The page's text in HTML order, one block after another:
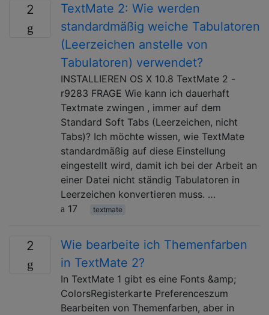
2
TextMate 2: Wie werden
standardmäßig weiche Tabulatoren
(Leerzeichen anstelle von
Tabulatoren) verwendet?
INSTALLIEREN OS X 10.8 TextMate 2 -
r9283 FRAGE Wie kann ich dauerhaft
Textmate zwingen , immer auf dem
Standard Soft Tabs (Leerzeichen, nicht
Tabs)? Ich möchte wissen, wie TextMate
standardmäßig auf diese Einstellung
eingestellt wird, damit ich bei der Arbeit an
einer Datei nicht ständig Tabulatoren in
Leerzeichen konvertieren muss. …
17
textmate
2
Wie bearbeite ich Themenfarben
in TextMate 2?
In TextMate 1 gibt es eine Fonts &amp;
ColorsRegisterkarte Preferenceszum
Bearbeiten von Themenfarben, aber in